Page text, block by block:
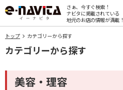
さぁ、今すぐ検索！
ナビタに掲載されている
地元のお店の情報が満載！
トップ カテゴリーから探す
カテゴリーから探す
美容・理容